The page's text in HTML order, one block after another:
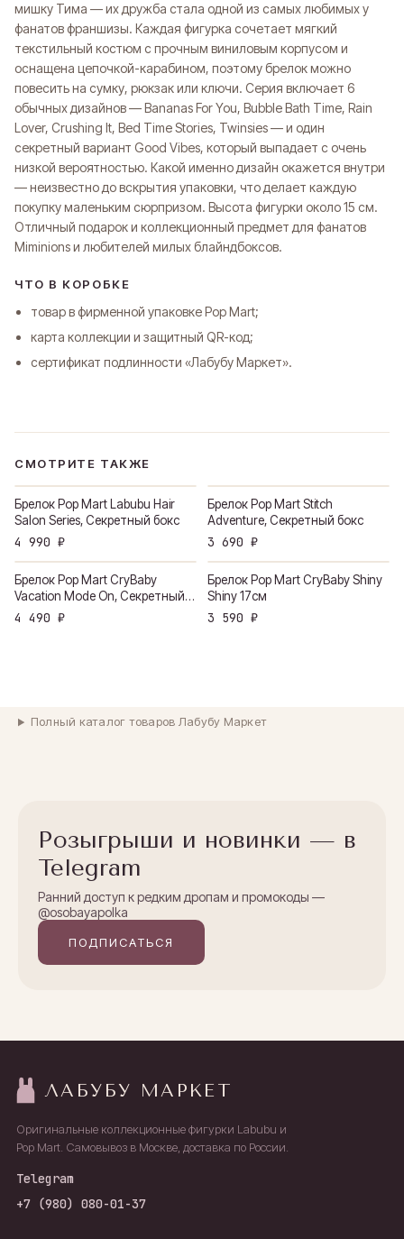
мишку Тима — их дружба стала одной из самых любимых у
фанатов франшизы. Каждая фигурка сочетает мягкий
текстильный костюм с прочным виниловым корпусом и
оснащена цепочкой-карабином, поэтому брелок можно
повесить на сумку, рюкзак или ключи. Серия включает 6
обычных дизайнов — Bananas For You, Bubble Bath Time, Rain
Lover, Crushing It, Bed Time Stories, Twinsies — и один
секретный вариант Good Vibes, который выпадает с очень
низкой вероятностью. Какой именно дизайн окажется внутри
— неизвестно до вскрытия упаковки, что делает каждую
покупку маленьким сюрпризом. Высота фигурки около 15 см.
Отличный подарок и коллекционный предмет для фанатов
Miminions и любителей милых блайндбоксов.
ЧТО В КОРОБКЕ
товар в фирменной упаковке Pop Mart;
карта коллекции и защитный QR-код;
сертификат подлинности «Лабубу Маркет».
СМОТРИТЕ ТАКЖЕ
Брелок Pop Mart Labubu Hair
Salon Series, Секретный бокс
4 990 ₽
Брелок Pop Mart Stitch
Adventure, Секретный бокс
3 690 ₽
Брелок Pop Mart CryBaby
Vacation Mode On, Секретный
бокс
4 490 ₽
Брелок Pop Mart CryBaby Shiny
Shiny 17см
3 590 ₽
Полный каталог товаров Лабубу Маркет
Розыгрыши и новинки — в
Telegram
Ранний доступ к редким дропам и промокоды —
@osobayapolka
ПОДПИСАТЬСЯ
ЛАБУБУ МАРКЕТ
Оригинальные коллекционные фигурки Labubu и
Pop Mart. Самовывоз в Москве, доставка по России.
Telegram
+7 (980) 080-01-37
Оплата частями
Оплатите сегодня 25% стоимости покупки картой
любого банка, остальное — тремя платежами раз
в две недели.
Оплата
сегодня
25%
Через
2 недели
25%
Через
4 недели
25%
Через
6 недель
25%
Как обычная оплата картой
Понятно